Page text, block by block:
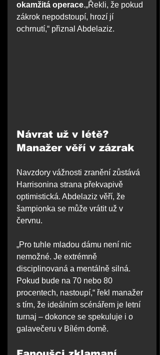
okamžitá operace.„Řekli, že pokud
zákrok nepodstoupí, hrozí jí
ochrnutí,“ přiznal Abdelaziz.
Návrat už v létě?
Manažer věří v zázrak
Navzdory vážnosti zranění zůstává
Harrisonina strana překvapivě
optimistická. Abdelaziz věří, že
šampionka se může vrátit už v
červnu.
„Pro tuhle mladou dámu není nic
nemožné. Je extrémně
disciplinovaná a mentálně silná.
Pokud bude na 70 nebo 80
procentech, nastoupí,“ řekl manažer
s tím, že ideálním scénářem je letní
turnaj – dokonce se spekuluje i o
galavečeru v Bílém domě.